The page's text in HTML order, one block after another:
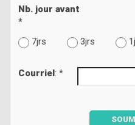
Nb. jour avant
*
7jrs
3jrs
Courriel : *